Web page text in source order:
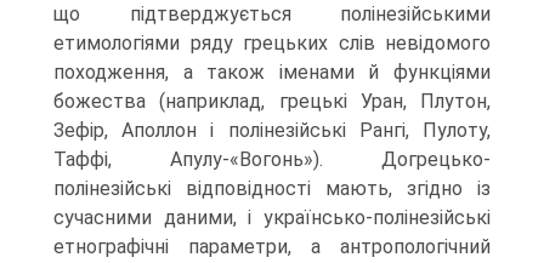
що підтверджується полі­незійськими
етимологіями ряду грецьких слів невідомого
походження, а також іменами й функціями
божества (наприклад, грецькі Уран, Плутон,
Зефір, Апол­лон і полінезійські Рангі, Пулоту,
Таффі, Апулу-«Вогонь»). Догрецько-
полінезійські відповідності мають, згідно із
сучасними даними, і українсько-полінезійські
етногра­фічні параметри, а антропологічний